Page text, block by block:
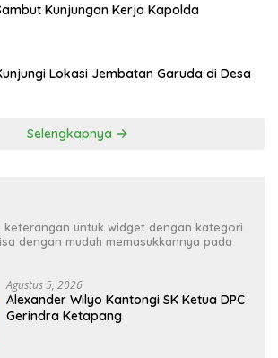
Kunjungan Kerja Kapolda
Lokasi Jembatan Garuda di Desa
Selengkapnya
keterangan untuk widget dengan kategori
dengan mudah memasukkannya pada
Agustus 5, 2026
Alexander Wilyo Kantongi SK Ketua DPC
Gerindra Ketapang